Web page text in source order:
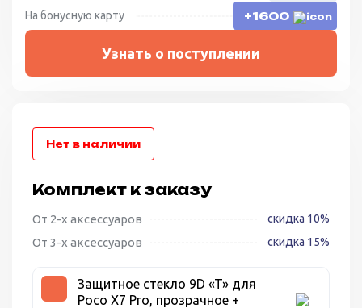
На бонусную карту +1600
Узнать о поступлении
Комплект к заказу
От 2-х аксессуаров скидка 10%
От 3-х аксессуаров скидка 15%
Защитное стекло 9D «T» для
Poco X7 Pro, прозрачное +